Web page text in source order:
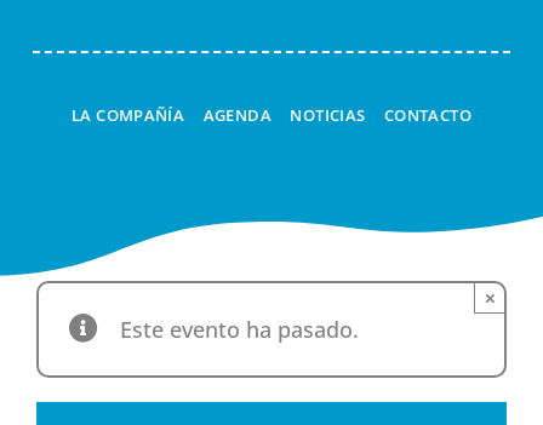
LA COMPAÑÍA AGENDA NOTICIAS CONTACTO
Este evento ha pasado.
×